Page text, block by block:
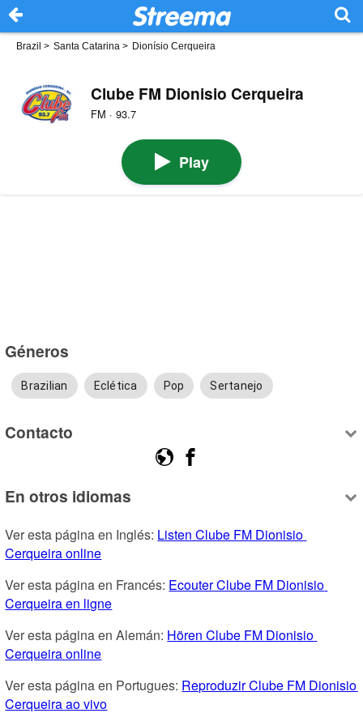
Brazil > Santa Catarina > Dionísio Cerqueira
Clube FM Dionisio Cerqueira
FM · 93.7
Play
Géneros
Brazilian Eclética Pop Sertanejo
Contacto
En otros idiomas
Ver esta página en Inglés: Listen Clube FM Dionisio
Cerqueira online
Ver esta página en Francés: Ecouter Clube FM Dionisio
Cerqueira en ligne
Ver esta página en Alemán: Hören Clube FM Dionisio
Cerqueira online
Ver esta página en Portugues: Reproduzir Clube FM Dionisio
Cerqueira ao vivo